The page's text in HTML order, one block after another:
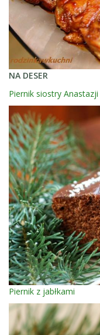
NA DESER
Piernik siostry Anastazji
Piernik z jabłkami